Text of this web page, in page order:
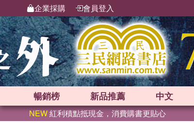
企業採購 會員登入
暢銷榜 新品推薦 中文
NEW紅利積點抵現金，消費購書更貼心